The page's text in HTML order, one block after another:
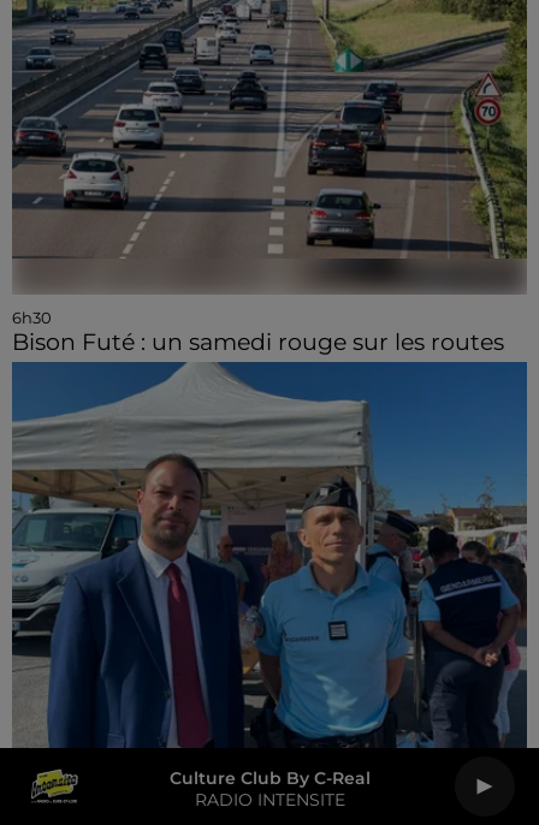
Culture Club By C-Real
RADIO INTENSITE
6h30
Bison Futé : un samedi rouge sur les routes
6h20
« Un café avec vos gendarmes » à Nogent-le-